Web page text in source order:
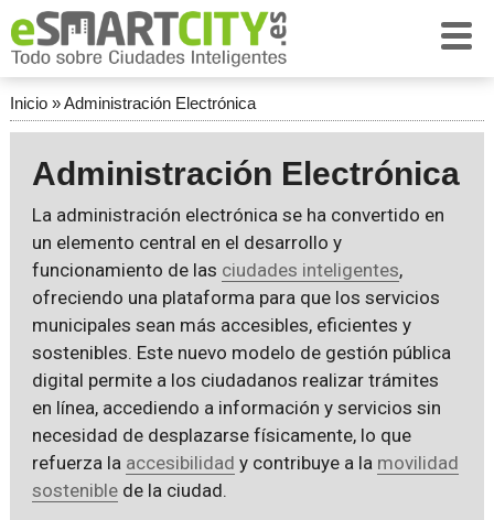
Inicio»Administración Electrónica
Administración Electrónica
La administración electrónica se ha convertido en
un elemento central en el desarrollo y
funcionamiento de las ciudades inteligentes,
ofreciendo una plataforma para que los servicios
municipales sean más accesibles, eficientes y
sostenibles. Este nuevo modelo de gestión pública
digital permite a los ciudadanos realizar trámites
en línea, accediendo a información y servicios sin
necesidad de desplazarse físicamente, lo que
refuerza la accesibilidad y contribuye a la movilidad
sosteniblede la ciudad.